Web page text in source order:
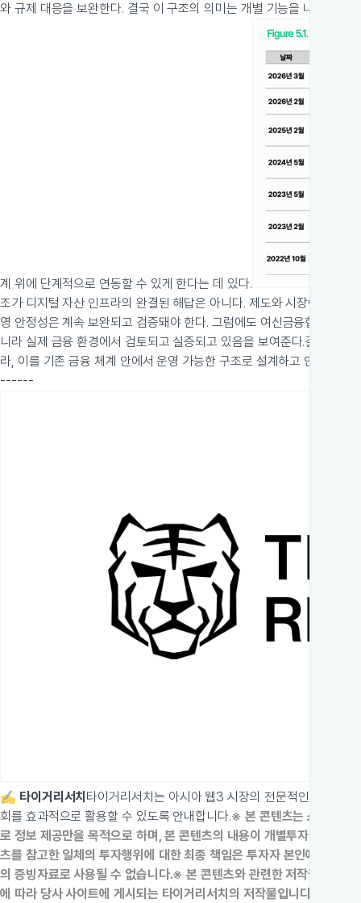
와 규제 대응을 보완한다. 결국 이 구조의 의미는 개별 기능을 나열하는
계 위에 단계적으로 연동할 수 있게 한다는 데 있다.
조가 디지털 자산 인프라의 완결된 해답은 아니다. 제도와 시장이 빠르
영 안정성은 계속 보완되고 검증돼야 한다. 그럼에도 여신금융협회와
니라 실제 금융 환경에서 검토되고 실증되고 있음을 보여준다.결국 디지
라, 이를 기존 금융 체계 안에서 운영 가능한 구조로 설계하고 안정적으
------
✍️ 타이거리서치 타이거리서치는 아시아 웹3 시장의 전문적인 인사이
회를 효과적으로 활용할 수 있도록 안내합니다.※ 본 콘텐츠는 스마일게
로 정보 제공만을 목적으로 하며, 본 콘텐츠의 내용이 개별투자자들의
츠를 참고한 일체의 투자행위에 대한 최종 책임은 투자자 본인에게 있
의 증빙자료로 사용될 수 없습니다.※ 본 콘텐츠와 관련한 저작권은 타이
에 따라 당사 사이트에 게시되는 타이거리서치의 저작물입니다.